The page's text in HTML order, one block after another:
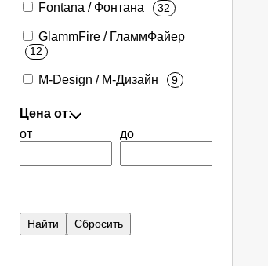
Fontana / Фонтана 32
GlammFire / ГламмФайер
12
M-Design / М-Дизайн 9
Цена от:
от
до